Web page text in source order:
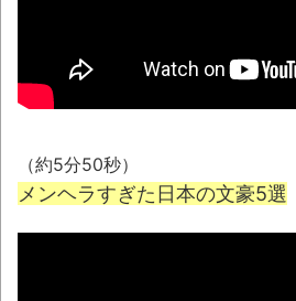
体験談：仕事で同じビ
かなりお姉さんになったね
壊れたエアコンと歌えな
バージョンアップ情報
（約5分50秒）
メンヘラすぎた日本の文豪5選